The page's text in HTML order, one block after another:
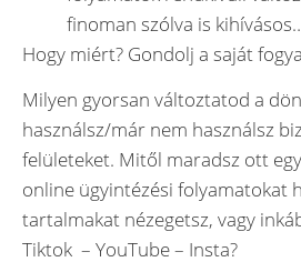
finoman szólva is
Hogy miért? Gondolj a saját
Milyen gyorsan változtatod a
használsz/már nem használsz
felületeket. Mitől maradsz ott
online ügyintézési folyamatokat
tartalmakat nézegetsz, vagy
Tiktok – YouTube – Insta?